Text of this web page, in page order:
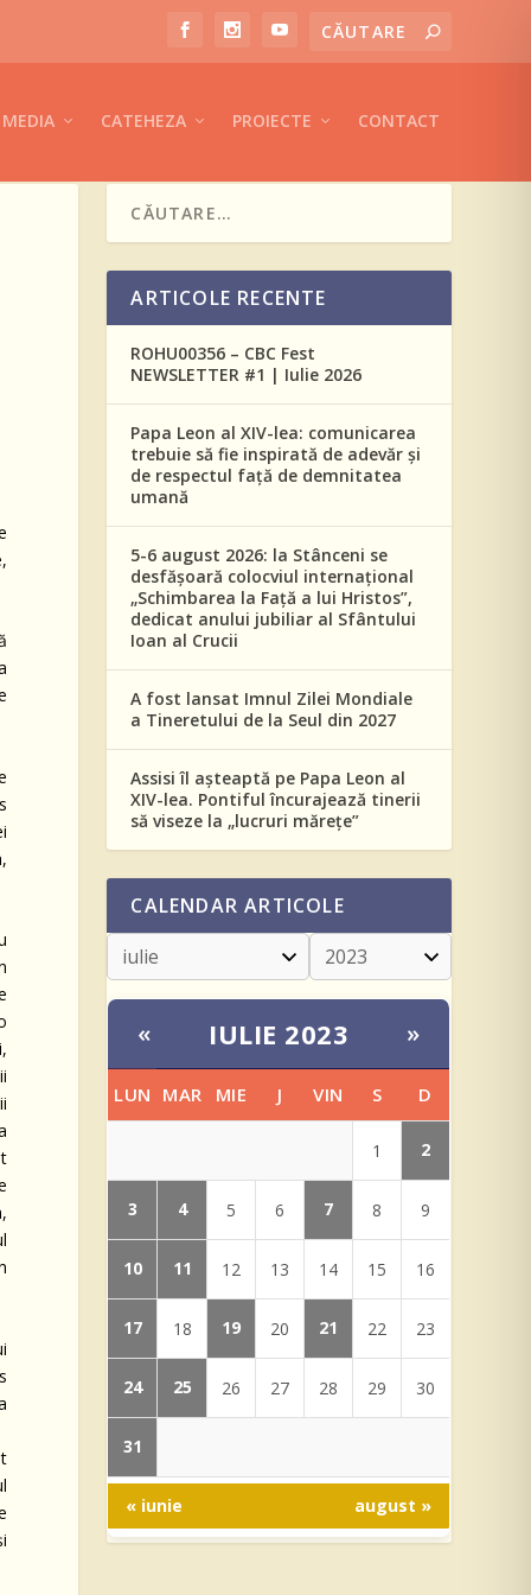
MEDIA CATEHEZA PROIECTE CONTACT
ARTICOLE RECENTE
ROHU00356 – CBC Fest
NEWSLETTER #1 | Iulie 2026
Papa Leon al XIV-lea: comunicarea
trebuie să fie inspirată de adevăr și
de respectul față de demnitatea
umană
5-6 august 2026: la Stânceni se
desfășoară colocviul internațional
„Schimbarea la Față a lui Hristos”,
dedicat anului jubiliar al Sfântului
Ioan al Crucii
A fost lansat Imnul Zilei Mondiale
a Tineretului de la Seul din 2027
Assisi îl așteaptă pe Papa Leon al
XIV-lea. Pontiful încurajează tinerii
să viseze la „lucruri mărețe”
CALENDAR ARTICOLE
« IULIE 2023 »
LUN MAR MIE J VIN S D
1 2
3 4 5 6 7 8 9
10 11 12 13 14 15 16
17 18 19 20 21 22 23
24 25 26 27 28 29 30
31
« iunie august »